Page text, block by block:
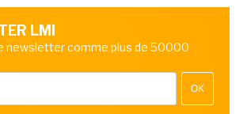
LMI
newsletter comme plus de 50000
OK